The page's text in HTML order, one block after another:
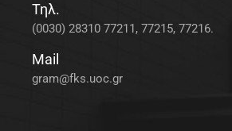
Τηλ.
(0030) 28310 77211, 77215, 77216.
Mail
gram@fks.uoc.gr